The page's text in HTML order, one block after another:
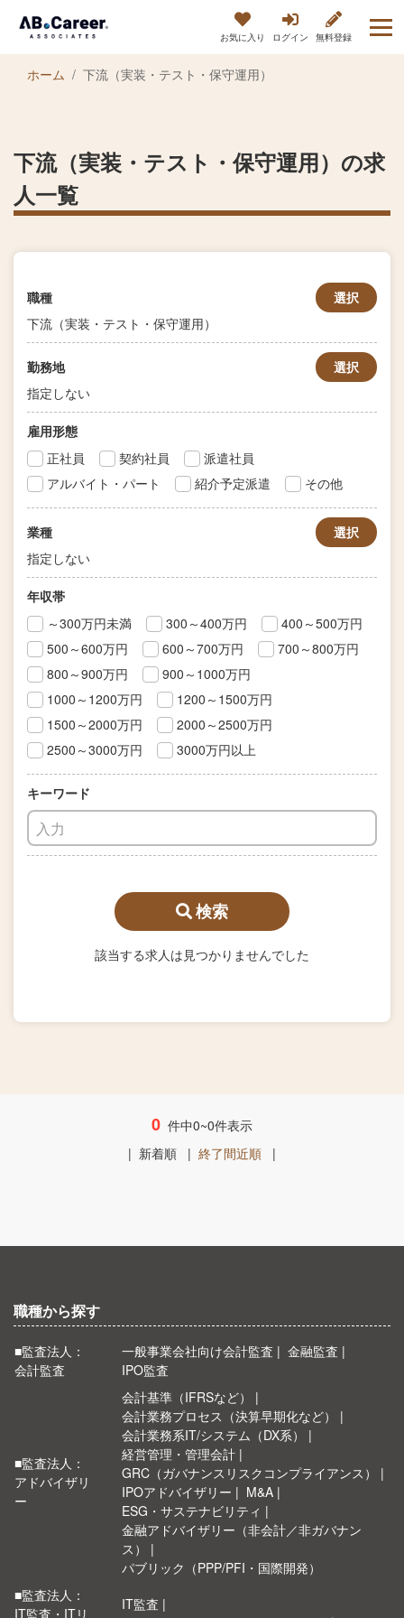
お気に入り ログイン 無料登録
ホーム 下流（実装・テスト・保守運用）
下流（実装・テスト・保守運用）の求
人一覧
職種
下流（実装・テスト・保守運用）
選択
勤務地
指定しない
選択
雇用形態
正社員
契約社員
派遣社員
アルバイト・パート
紹介予定派遣 その他
業種
指定しない
選択
年収帯
～300万円未満
300～400万円
400～500万円
500～600万円
600～700万円
700～800万円
800～900万円
900～1000万円
1000～1200万円
1200～1500万円
1500～2000万円
2000～2500万円
2500～3000万円
3000万円以上
キーワード
検索
該当する求人は見つかりませんでした
0 件中0~0件表示
| 新着順 | 終了間近順 |
職種から探す
■監査法人：
会計監査
一般事業会社向け会計監査
金融監査
IPO監査
■監査法人：
アドバイザリ
ー
会計基準（IFRSなど）
会計業務プロセス（決算早期化など）
会計業務系IT/システム（DX系）
経営管理・管理会計
GRC（ガバナンスリスクコンプライアンス）
IPOアドバイザリー
M&A
ESG・サステナビリティ
金融アドバイザリー（非会計／非ガバナン
ス）
パブリック（PPP/PFI・国際開発）
■監査法人：
IT監査・ITリ
IT監査